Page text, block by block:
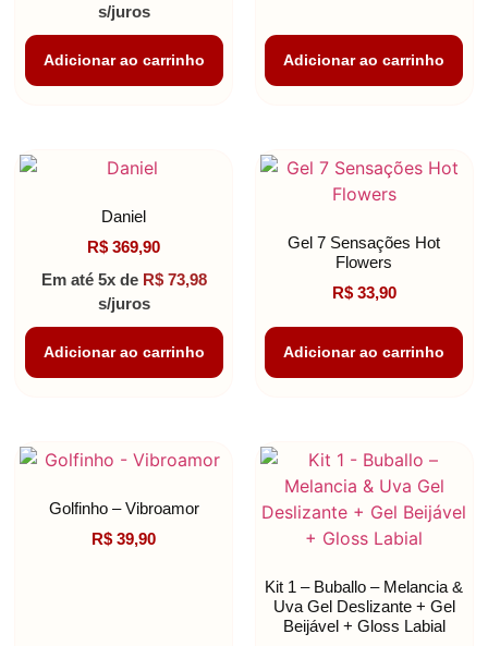
s/juros
Adicionar ao carrinho Adicionar ao carrinho
Daniel
R$ 369,90
Em até 5x de R$73,98
s/juros
Adicionar ao carrinho
Gel 7 Sensações Hot
Flowers
R$33,90
Adicionar ao carrinho
Golfinho – Vibroamor
R$ 39,90
Kit 1 – Buballo – Melancia &
Uva Gel Deslizante + Gel
Beijável + Gloss Labial